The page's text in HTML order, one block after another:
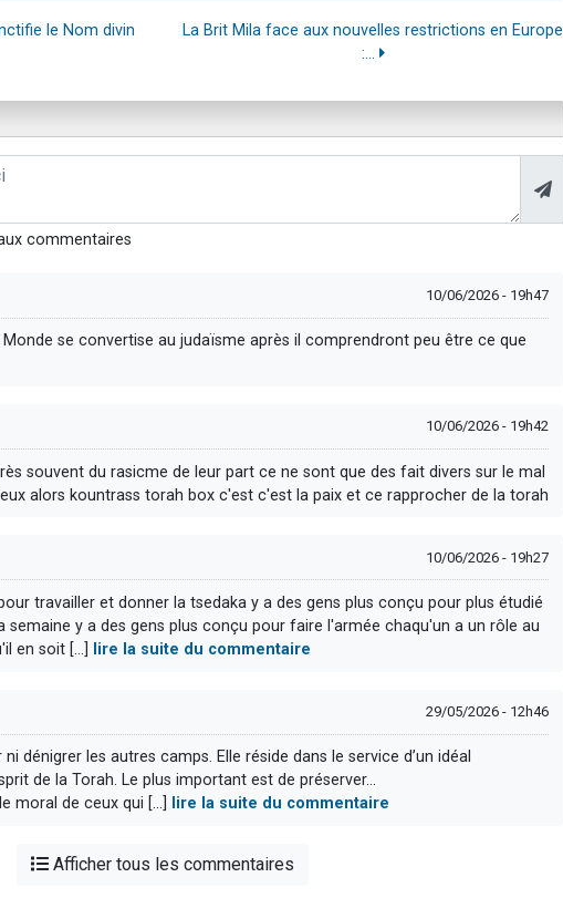
le Nom divin
La Brit Mila face aux nouvelles restrictions en Europe
:...
commentaires
10/06/2026 - 19h47
Monde se convertise au judaïsme après il comprendront peu être ce que
10/06/2026 - 19h42
souvent du rasicme de leur part ce ne sont que des fait divers sur le mal
alors kountrass torah box c'est c'est la paix et ce rapprocher de la torah
10/06/2026 - 19h27
travailler et donner la tsedaka y a des gens plus conçu pour plus étudié
y a des gens plus conçu pour faire l'armée chaqu'un a un rôle au
en soit [...]
lire la suite du commentaire
29/05/2026 - 12h46
ni dénigrer les autres camps. Elle réside dans le service d’un idéal
de la Torah. Le plus important est de préserver…
moral de ceux qui [...]
lire la suite du commentaire
Afficher tous les commentaires